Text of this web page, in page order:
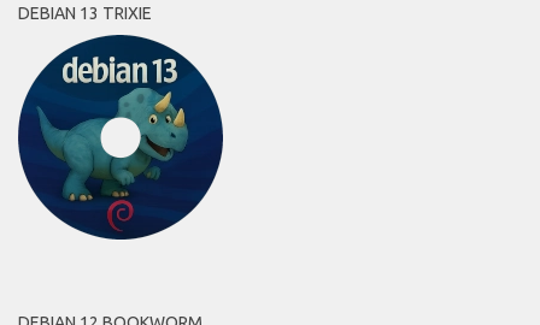
DEBIAN 13 TRIXIE